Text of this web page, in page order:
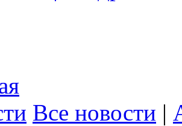
Все новости |